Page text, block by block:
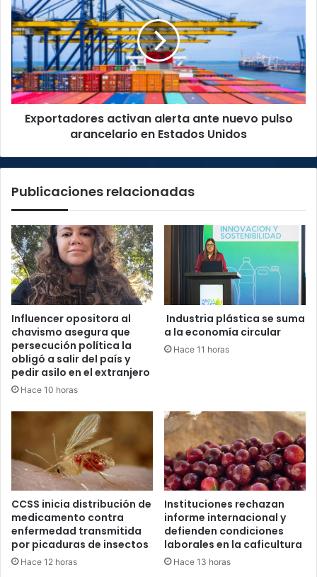
alerta
ante
nuevo
pulso
arancelario
en
Estados
Unidos
Exportadores activan alerta ante nuevo pulso
arancelario en Estados Unidos
Publicaciones relacionadas
Influencer opositora al
chavismo asegura que
persecución política la
obligó a salir del país y
pedir asilo en el extranjero
Hace 10 horas
Industria plástica se suma
a la economía circular
Hace 11 horas
CCSS inicia distribución de
medicamento contra
enfermedad transmitida
por picaduras de insectos
Hace 12 horas
Instituciones rechazan
informe internacional y
defienden condiciones
laborales en la caficultura
Hace 13 horas